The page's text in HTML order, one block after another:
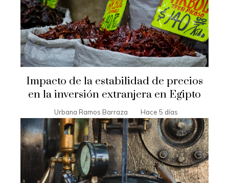
Impacto de la estabilidad de precios
en la inversión extranjera en Egipto
Urbana Ramos Barraza Hace 5 días